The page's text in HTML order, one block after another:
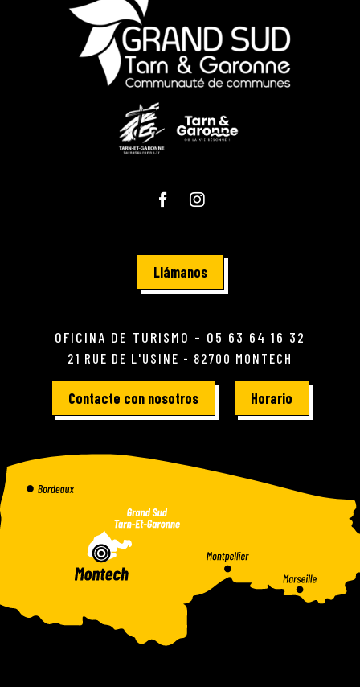
Llámanos
OFICINA DE TURISMO - 05 63 64 16 32
21 RUE DE L'USINE - 82700 MONTECH
Contacte con nosotros Horario